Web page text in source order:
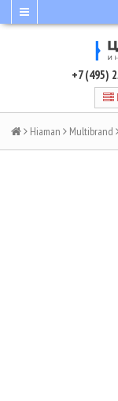
+7 (495)
Hiaman Multibrand